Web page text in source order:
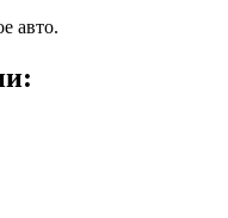
авто.